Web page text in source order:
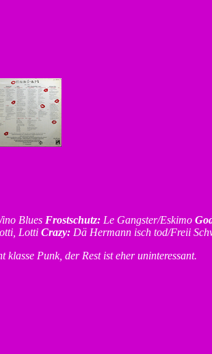
Blues Frostschutz: Le Gangster/Eskimo
Lotti Crazy: Dä Hermann isch tod/Freii
klasse Punk, der Rest ist eher uninteressant.